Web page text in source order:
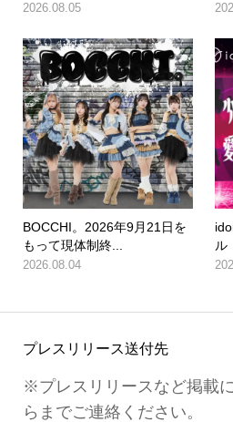
2026.08.05
BOCCHI。2026年9月21日を
もって現体制終...
2026.08.04
ル
プレスリリース送付先
※プレスリリースなど掲載
らまでご連絡ください。